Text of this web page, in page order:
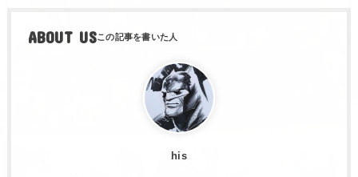
ABOUT US
his